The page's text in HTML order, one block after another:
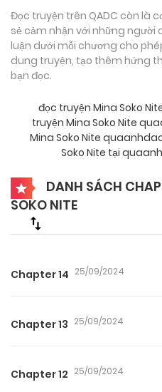
Đọc truyện trên QADC còn là
sẻ cảm nhận với những người
luận dưới mỗi chương cho
dung truyện, tạo thêm hứng
bạn đọc.
đọc truyện Mina Soko
truyện Mina Soko Nite
Mina Soko Nite
Soko Nite tại
DANH SÁCH
SOKO NITE
Chapter 14 25/09/2024
Chapter 13 25/09/2024
Chapter 12 25/09/2024